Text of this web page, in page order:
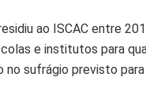
ao ISCAC entre
e institutos para
sufrágio previsto para